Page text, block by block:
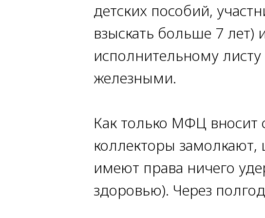
детских пособий,
взыскать больше 7 лет)
исполнительному
железными.
Как только МФЦ вносит
коллекторы
имеют права ничего
здоровью). Через